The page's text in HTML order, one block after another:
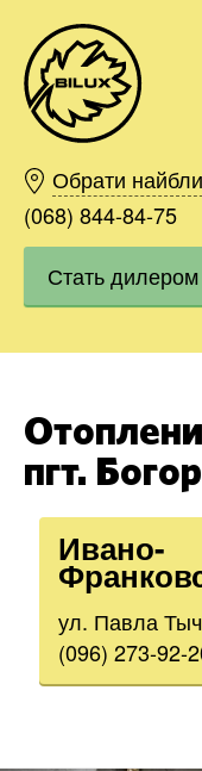
Обрати
(068) 844-84-75
Стать дилером
пгт.
Ивано-
ул. Павла
(096) 273-92-
Киев
Харьков
Одесса
Днепр
Ивано-
Винница
Область
Заказать